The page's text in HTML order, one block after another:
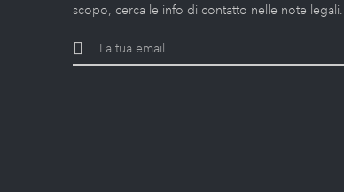
scopo, cerca le info di contatto nelle note legali.